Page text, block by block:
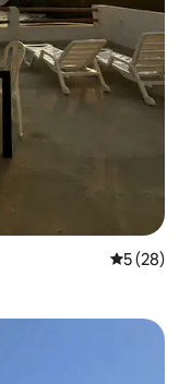
Průměrné
5 (28)